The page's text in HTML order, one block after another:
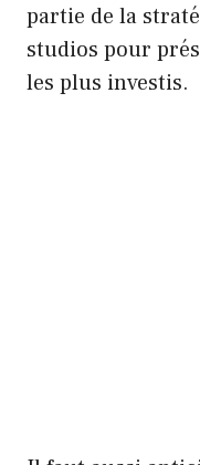
partie de la
studios pour
les plus investis.